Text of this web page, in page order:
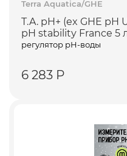
Terra Aquatica/GHE
T.A. pH+ (ex GHE
pH stability France 5
регулятор pH-воды
6 283 Р